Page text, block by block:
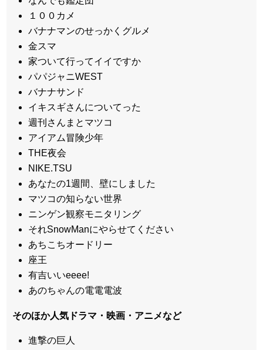
１００カメ
バナナマンのせっかくグルメ
金スマ
家ついて行ってイイですか
パパジャニWEST
バナナサンド
イキスギさんについてった
週刊さんまとマツコ
アイアム冒険少年
THE夜会
NIKE.TSU
あなたの1週間、壁にしました
マツコの知らない世界
ニンゲン観察モニタリング
それSnowManにやらせてください
あちこちオードリー
座王
有吉いいeeee!
あのちゃんの電電電波
そのほか人気ドラマ・映画・アニメなど
進撃の巨人